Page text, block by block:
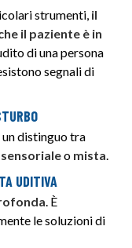
strumenti, il
il paziente è in
di una persona
segnali di
un distinguo tra
o mista.
UDITIVA
. È
le soluzioni di